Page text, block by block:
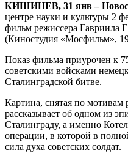
КИШИНЕВ, 31 янв –
центре науки и культуры 2
фильм режиссера Гавриила
(Киностудия «Мосфильм»,
Показ фильма приурочен к
советскими войсками
Сталинградской битве.
Картина, снятая по
рассказывает об одном из
Сталинграду, а именно
операции, в которой в
сила духа советских солдат.